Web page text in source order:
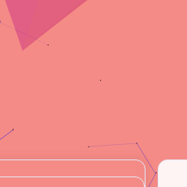
深色/浅色显示模式
站内搜索
友链鱼塘